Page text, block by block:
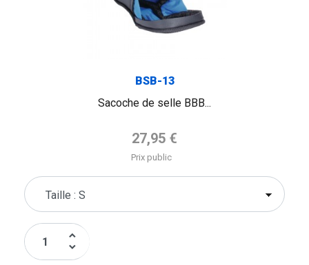
BSB-13
Sacoche de selle BBB...
Prix de base
27,95 €
Prix public
keyboard_arrow_up
keyboard_arrow_down